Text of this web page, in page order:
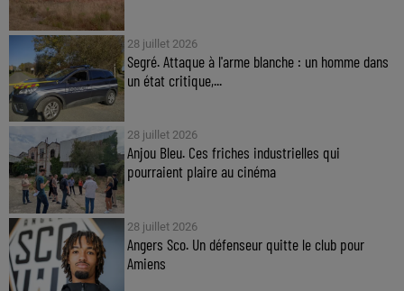
28 juillet 2026
Segré. Attaque à l'arme blanche : un homme dans
un état critique,...
28 juillet 2026
Anjou Bleu. Ces friches industrielles qui
pourraient plaire au cinéma
28 juillet 2026
Angers Sco. Un défenseur quitte le club pour
Amiens